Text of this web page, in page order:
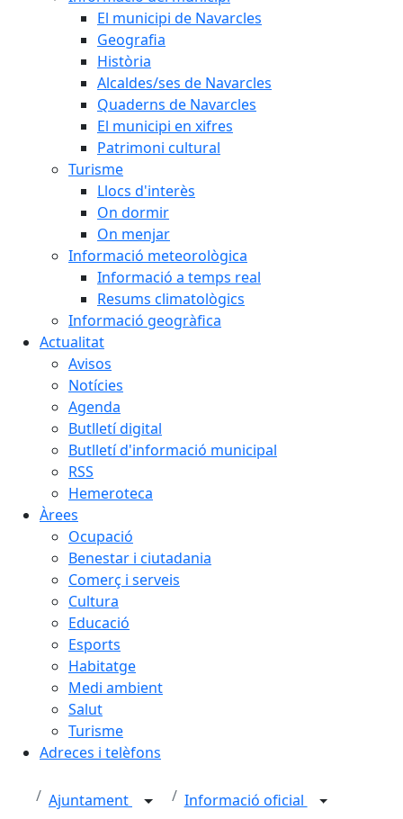
El municipi de Navarcles
Geografia
Història
Alcaldes/ses de Navarcles
Quaderns de Navarcles
El municipi en xifres
Patrimoni cultural
Turisme
Llocs d'interès
On dormir
On menjar
Informació meteorològica
Informació a temps real
Resums climatològics
Informació geogràfica
Actualitat
Avisos
Notícies
Agenda
Butlletí digital
Butlletí d'informació municipal
RSS
Hemeroteca
Àrees
Ocupació
Benestar i ciutadania
Comerç i serveis
Cultura
Educació
Esports
Habitatge
Medi ambient
Salut
Turisme
Adreces i telèfons
Ajuntament
Informació oficial